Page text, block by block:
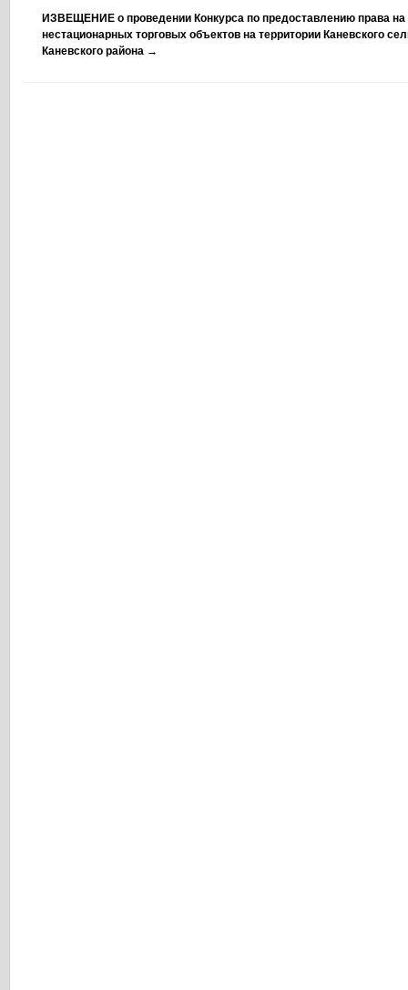
ИЗВЕЩЕНИЕ о проведении Конкурса по предоставлению права
нестационарных торговых объектов на территории Каневского
Каневского района →